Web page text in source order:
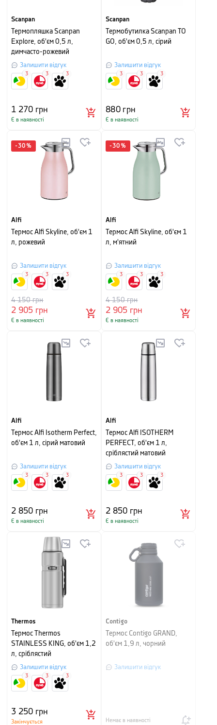
Scanpan
Термопляшка Scanpan
Explore, об'єм 0,5 л,
димчасто-рожевий
Залишити відгук
1 270 грн
Є в наявності
3 3 3
Scanpan
Термобутилка Scanpan TO
GO, об'єм 0,5 л, сірий
Залишити відгук
880грн
Є в наявності
3 3 3
-30 %
Alfi
Термос Alfi Skyline, об'єм 1
л, рожевий
Залишити відгук
2 905 грн
4 150грн
Є в наявності
3 3 3
-30 %
Alfi
Термос Alfi Skyline, об'єм 1
л, м'ятний
Залишити відгук
2 905 грн
4 150грн
Є в наявності
3 3 3
Alfi
Термос Alfi Isotherm Perfect,
об'єм 1 л, сірий матовий
Залишити відгук
2 850 грн
Є в наявності
3 3 3
Alfi
Термос Alfi ISOTHERM
PERFECT, об'єм 1 л,
сріблястий матовий
Залишити відгук
2 850 грн
Є в наявності
3 3 3
Thermos
Термос Thermos
STAINLESS KING, об'єм 1,2
л, сріблястий
Залишити відгук
3 250 грн
Закінчується
3 3 3
Contigo
Термос Contigo GRAND,
об'єм 1,9 л, чорний
Залишити відгук
Немає в наявності